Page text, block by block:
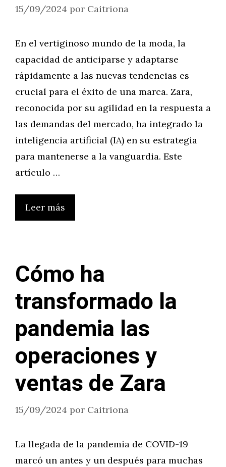
15/09/2024 por Caitriona
En el vertiginoso mundo de la moda, la
capacidad de anticiparse y adaptarse
rápidamente a las nuevas tendencias es
crucial para el éxito de una marca. Zara,
reconocida por su agilidad en la respuesta a
las demandas del mercado, ha integrado la
inteligencia artificial (IA) en su estrategia
para mantenerse a la vanguardia. Este
artículo …
Leer más
Cómo ha
transformado la
pandemia las
operaciones y
ventas de Zara
15/09/2024 por Caitriona
La llegada de la pandemia de COVID-19
marcó un antes y un después para muchas